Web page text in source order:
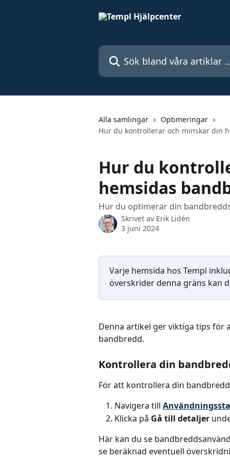
Sök bland våra artiklar …
Alla samlingar
Optimeringar
Hur du kontrollerar och minskar din
Hur du
hemsidas
Hur du optimerar din
Skrivet av Erik Lidén
3 juni 2024
Varje hemsida hos Templ
överskrider denna gräns kan
Denna artikel ger viktiga tips
bandbredd.
Kontrollera din
För att kontrollera din
Navigera till
Klicka på Gå till detaljer
Här kan du se
se beräknad eventuell